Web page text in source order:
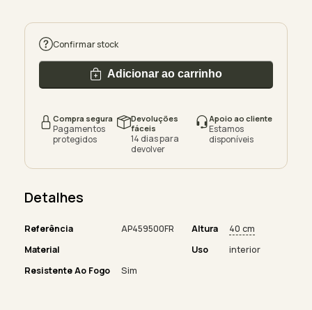
Confirmar stock
Adicionar ao carrinho
Compra segura
Pagamentos
protegidos
Devoluções
fáceis
14 dias para
devolver
Apoio ao cliente
Estamos
disponíveis
Detalhes
Referência AP459500FR Altura
40 cm
Material
Uso
interior
Resistente Ao Fogo
Sim